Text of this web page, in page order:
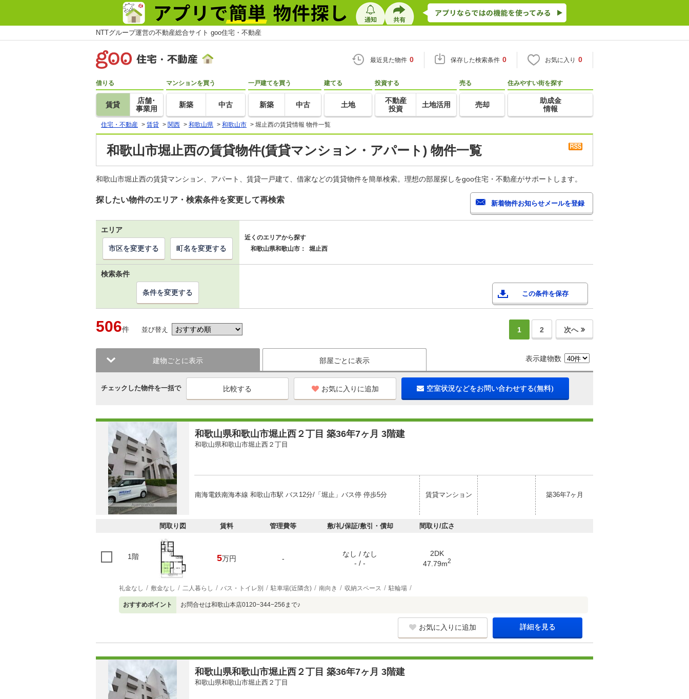
NTTグループ運営の不動産総合サイト goo住宅・不動産
最近見た物件 0 保存した検索条件 0 お気に入り 0
借りる
賃貸
店舗･
事業用
マンションを買う
新築 中古
一戸建てを買う
新築 中古
建てる
土地
投資する
不動産
投資
土地活用
売る
売却
住みやすい街を探す
助成金
情報
住宅・不動産 > 賃貸 > 関西 > 和歌山県 > 和歌山市 > 堀止西の賃貸情報 物件一覧
和歌山市堀止西の賃貸物件(賃貸マンション・アパート) 物件一覧
和歌山市堀止西の賃貸マンション、アパート、賃貸一戸建て、借家などの賃貸物件を簡単検索。理想の部屋探しをgoo住宅・不動産がサポートします。
探したい物件のエリア・検索条件を変更して再検索
エリア
近くのエリアから探す
和歌山県和歌山市：
堀止西
市区を変更する 町名を変更する
検索条件
この条件を保存
条件を変更する
506件 並び替え 1 2 次へ
建物ごとに表示 部屋ごとに表示 表示建物数
チェックした物件を一括で お気に入りに追加 空室状況などをお問い合わせする(無料)
和歌山県和歌山市堀止西２丁目 築36年7ヶ月 3階建
和歌山県和歌山市堀止西２丁目
南海電鉄南海本線 和歌山市駅 バス12分/「堀止」バス停 停歩5分 賃貸マンション 築36年7ヶ月
間取り図 賃料 管理費等 敷/礼/保証/敷引・償却 間取り/広さ
1階 5万円 -
なし / なし
- / -
2DK
47.79m2
礼金なし 敷金なし 二人暮らし バス・トイレ別 駐車場(近隣含) 南向き 収納スペース 駐輪場
おすすめポイント お問合せは和歌山本店0120−344−256まで♪
お気に入りに追加 詳細を見る
和歌山県和歌山市堀止西２丁目 築36年7ヶ月 3階建
和歌山県和歌山市堀止西２丁目